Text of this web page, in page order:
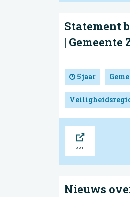
Statement
| Gemeente
5 jaar
Nieuws